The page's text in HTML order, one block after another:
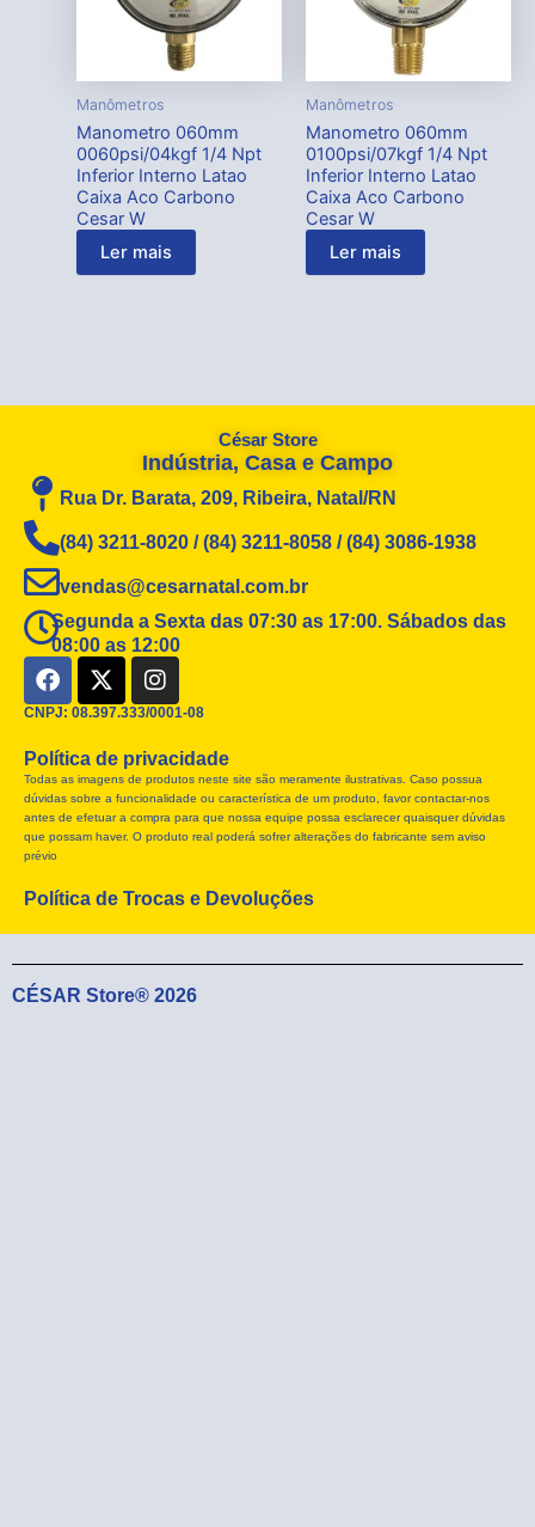
Manômetros
Manometro 060mm
0060psi/04kgf 1/4 Npt
Inferior Interno Latao
Caixa Aco Carbono
Cesar W
Ler mais
Manômetros
Manometro 060mm
0100psi/07kgf 1/4 Npt
Inferior Interno Latao
Caixa Aco Carbono
Cesar W
Ler mais
César Store
Indústria, Casa e Campo
Rua Dr. Barata, 209, Ribeira, Natal/RN
(84) 3211-8020 / (84) 3211-8058 / (84) 3086-1938
vendas@cesarnatal.com.br
Segunda a Sexta das 07:30 as 17:00. Sábados das
08:00 as 12:00
F
a
c
b
o
o
k
X
-
t
i
t
t
e
I
n
s
a
g
r
a
CNPJ: 08.397.333/0001-08
Política de privacidade
Todas as imagens de produtos neste site são meramente ilustrativas. Caso possua
dúvidas sobre a funcionalidade ou característica de um produto, favor contactar-nos
antes de efetuar a compra para que nossa equipe possa esclarecer quaisquer dúvidas
que possam haver. O produto real poderá sofrer alterações do fabricante sem aviso
prévio
Política de Trocas e Devoluções
CÉSAR Store® 2026